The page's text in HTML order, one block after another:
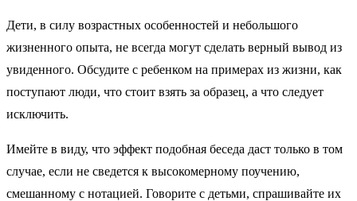
Дети, в силу возрастных особенностей и небольшого
жизненного опыта, не всегда могут сделать верный вывод из
увиденного. Обсудите с ребенком на примерах из жизни, как
поступают люди, что стоит взять за образец, а что следует
исключить.
Имейте в виду, что эффект подобная беседа даст только в том
случае, если не сведется к высокомерному поучению,
смешанному с нотацией. Говорите с детьми, спрашивайте их